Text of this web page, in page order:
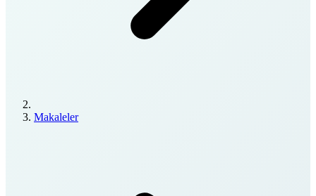
Makaleler